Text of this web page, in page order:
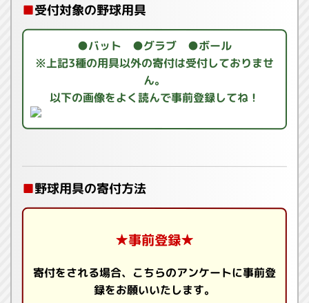
■受付対象の野球用具
●バット ●グラブ ●ボール
※上記3種の用具以外の寄付は受付しておりませ
ん。
以下の画像をよく読んで事前登録してね！
■野球用具の寄付方法
★事前登録★
寄付をされる場合、こちらのアンケートに事前登
録をお願いいたします。